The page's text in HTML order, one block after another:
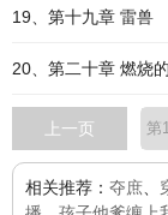
19、第十九章 雷兽
20、第二十章 燃烧
上一页
相关推荐： 夺庶